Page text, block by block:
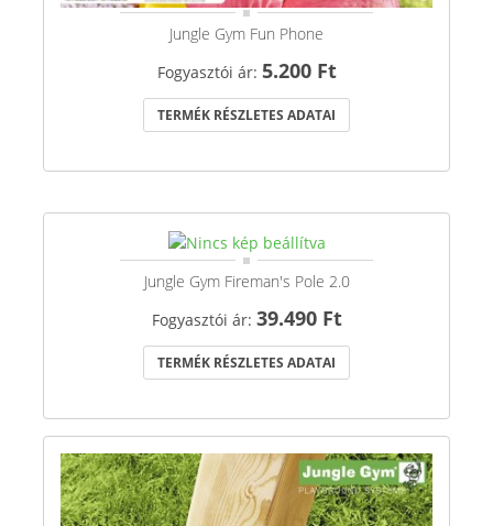
Jungle Gym Fun Phone
Fogyasztói ár: 5.200 Ft
TERMÉK RÉSZLETES ADATAI
Jungle Gym Fireman's Pole 2.0
Fogyasztói ár: 39.490 Ft
TERMÉK RÉSZLETES ADATAI